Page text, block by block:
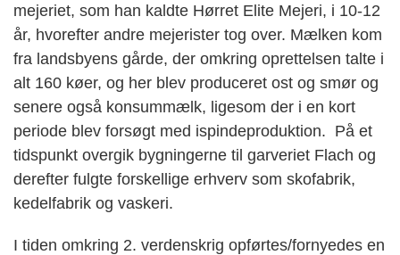
mejeriet, som han kaldte Hørret Elite Mejeri, i 10-12
år, hvorefter andre mejerister tog over. Mælken kom
fra landsbyens gårde, der omkring oprettelsen talte i
alt 160 køer, og her blev produceret ost og smør og
senere også konsummælk, ligesom der i en kort
periode blev forsøgt med ispindeproduktion. På et
tidspunkt overgik bygningerne til garveriet Flach og
derefter fulgte forskellige erhverv som skofabrik,
kedelfabrik og vaskeri.
I tiden omkring 2. verdenskrig opførtes/fornyedes en